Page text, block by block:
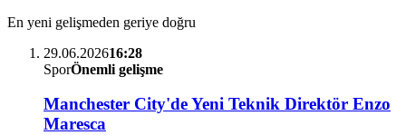
En yeni gelişmeden geriye doğru
29.06.202616:28
SporÖnemli gelişme
Manchester City'de Yeni Teknik Direktör Enzo
Maresca